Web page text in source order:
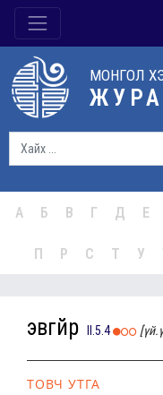
МОНГОЛ
А Б В Г Д Е
П Р С Т У
эвгүйр II.5.4
ТОВЧ УТГА